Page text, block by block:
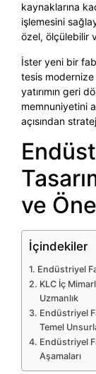
kaynaklarına
işlemesini
özel, ölçülebilir
İster yeni bir
tesis modernize
yatırımın geri
memnuniyetini
açısından
ve
İçindekiler
Endüstriyel
KLC İç
Uzmanlık
Endüstriyel
Temel
Endüstriyel
Aşamaları